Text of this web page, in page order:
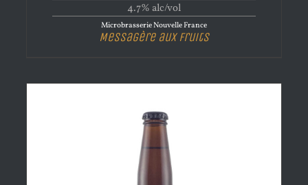
4.7% alc/vol
Microbrasserie Nouvelle France
Messagère aux Fruits